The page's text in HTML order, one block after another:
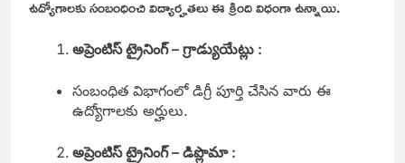
ఉద్యోగాలకు సంబంధించి విద్యార్హతలు ఈ క్రింది విధంగా ఉన్నాయి.
అప్రెంటిస్ ట్రైనింగ్ – గ్రాడ్యుయేట్లు :
సంబంధిత విభాగంలో డిగ్రీ పూర్తి చేసిన వారు ఈ
ఉద్యోగాలకు అర్హులు.
అప్రెంటిస్ ట్రైనింగ్ – డిప్లొమా :